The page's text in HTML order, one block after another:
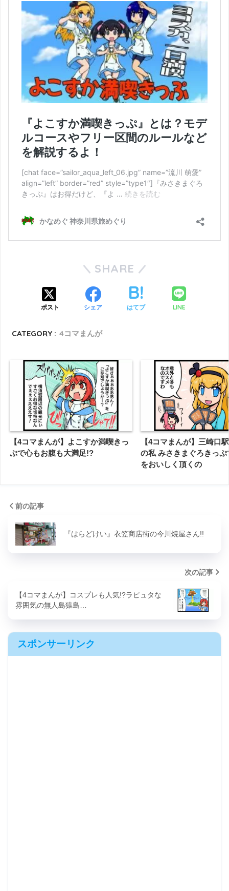
SHARE
ポスト シェア はてブ LINE
CATEGORY : 4コマまんが
【4コマまんが】よこすか満喫きっ
ぷで心もお腹も大満足!?
【4コマまんが】三崎口
の私 みさきまぐろきっぷ
をおいしく頂くの
前の記事
『はらどけい』衣笠商店街の今川焼屋さん!!
次の記事
【4コマまんが】コスプレも人気!?ラピュタな
雰囲気の無人島猿島…
スポンサーリンク